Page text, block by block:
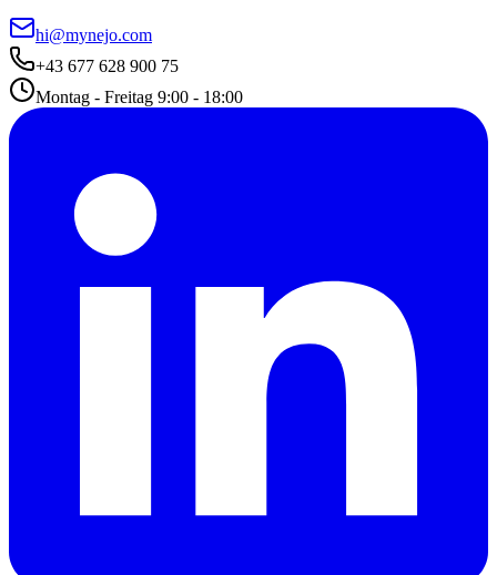
hi@mynejo.com
+43 677 628 900 75
Montag - Freitag 9:00 - 18:00